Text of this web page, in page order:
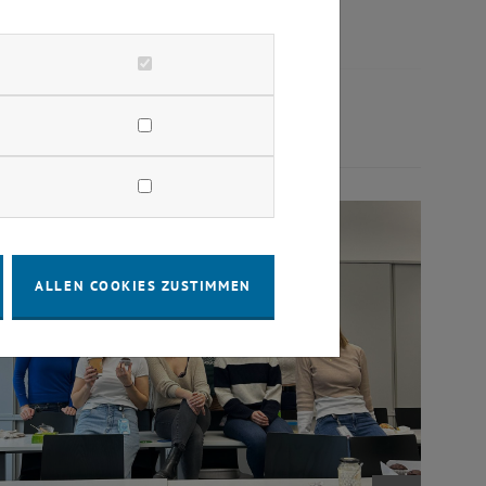
ALLEN COOKIES ZUSTIMMEN